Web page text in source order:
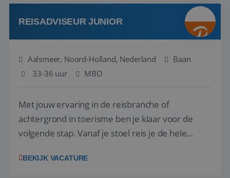
werken: of het nu gaat om vragen ...
REISADVISEUR JUNIOR
Aalsmeer, Noord-Holland, Nederland
Baan
33-36 uur
MBO
Met jouw ervaring in de reisbranche of
achtergrond in toerisme ben je klaar voor de
volgende stap. Vanaf je stoel reis je de hele
wensen van je team, je klant en wat er in de
BEKIJK VACATURE